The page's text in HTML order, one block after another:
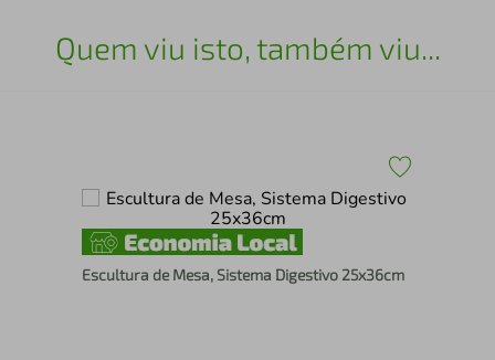
Quem viu isto, também viu...
Escultura de Mesa, Sistema Digestivo 25x36cm